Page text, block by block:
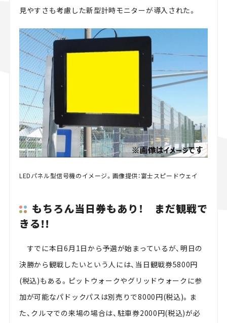
見やすさも考慮した新型計時モニターが導入された。
LEDパネル型信号機のイメージ。画像提供：富士スピードウェイ
もちろん当日券もあり！ まだ観戦で
きる!!
すでに本日6月1日から予選が始まっているが、明日の
決勝から観戦したいという人には、当日観戦券5800円
(税込)もある。ピットウォークやグリッドウォークに参
加が可能なパドックパスは別売りで8000円(税込)。ま
た、クルマでの来場の場合は、駐車券2000円(税込)が必